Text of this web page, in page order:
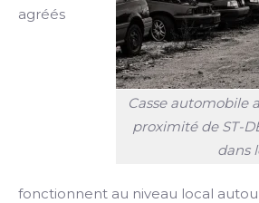
Casse automobile
proximité de ST-
dans
agréés
fonctionnent au niveau local